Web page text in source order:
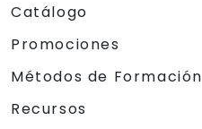
Catálogo
Promociones
Métodos de Formación
Recursos